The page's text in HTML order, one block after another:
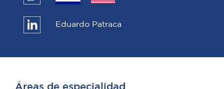
Eduardo Patraca
Áreas de especialidad